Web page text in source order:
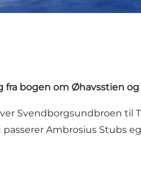
fra bogen om Øhavsstien
Svendborgsundbroen til
passerer Ambrosius Stubs